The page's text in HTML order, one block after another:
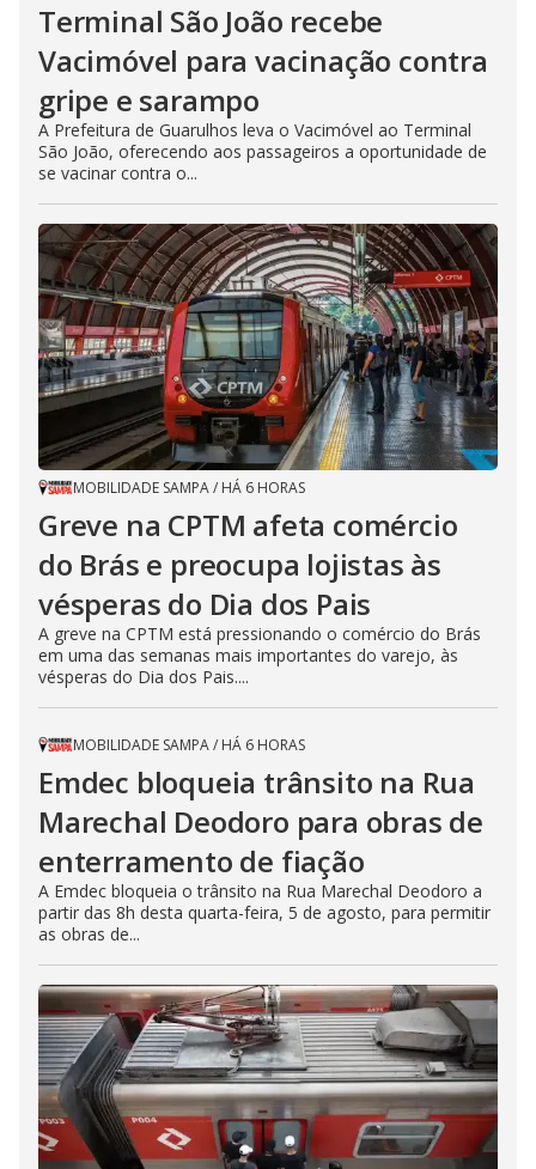
Terminal São João recebe
Vacimóvel para vacinação contra
gripe e sarampo
A Prefeitura de Guarulhos leva o Vacimóvel ao Terminal
São João, oferecendo aos passageiros a oportunidade de
se vacinar contra o...
MOBILIDADE SAMPA/ HÁ 6 HORAS
Greve na CPTM afeta comércio
do Brás e preocupa lojistas às
vésperas do Dia dos Pais
A greve na CPTM está pressionando o comércio do Brás
em uma das semanas mais importantes do varejo, às
vésperas do Dia dos Pais....
MOBILIDADE SAMPA/ HÁ 6 HORAS
Emdec bloqueia trânsito na Rua
Marechal Deodoro para obras de
enterramento de fiação
A Emdec bloqueia o trânsito na Rua Marechal Deodoro a
partir das 8h desta quarta-feira, 5 de agosto, para permitir
as obras de...